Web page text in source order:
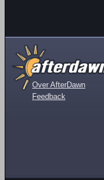
Over AfterDawn
Feedback